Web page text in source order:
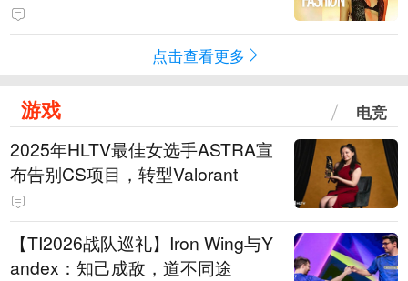
点击查看更多
游戏 电竞
2025年HLTV最佳女选手ASTRA宣
布告别CS项目，转型Valorant
【TI2026战队巡礼】Iron Wing与Y
andex：知己成敌，道不同途